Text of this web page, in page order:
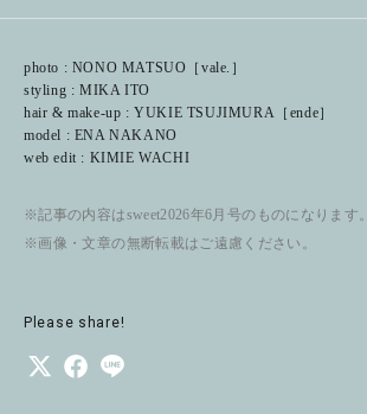
photo : NONO MATSUO［vale.］
styling : MIKA ITO
hair & make-up : YUKIE TSUJIMURA［ende］
model : ENA NAKANO
web edit : KIMIE WACHI
※記事の内容はsweet2026年6月号のものになります。
※画像・文章の無断転載はご遠慮ください。
Please share!